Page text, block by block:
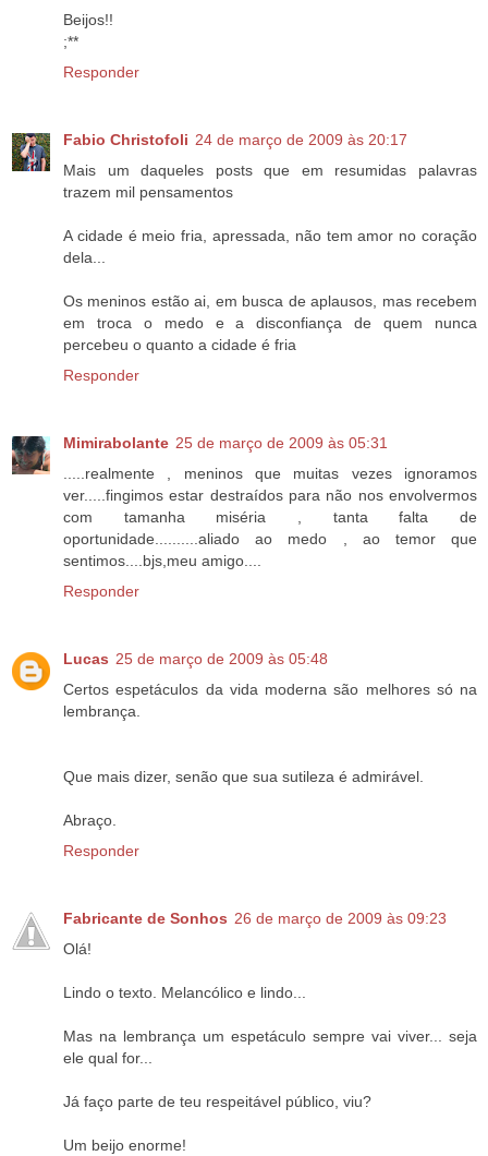
Beijos!!
;**
Responder
Fabio Christofoli 24 de março de 2009 às 20:17
Mais um daqueles posts que em resumidas palavras
trazem mil pensamentos
A cidade é meio fria, apressada, não tem amor no coração
dela...
Os meninos estão ai, em busca de aplausos, mas recebem
em troca o medo e a disconfiança de quem nunca
percebeu o quanto a cidade é fria
Responder
Mimirabolante 25 de março de 2009 às 05:31
.....realmente , meninos que muitas vezes ignoramos
ver.....fingimos estar destraídos para não nos envolvermos
com tamanha miséria , tanta falta de
oportunidade..........aliado ao medo , ao temor que
sentimos....bjs,meu amigo....
Responder
Lucas 25 de março de 2009 às 05:48
Certos espetáculos da vida moderna são melhores só na
lembrança.
Que mais dizer, senão que sua sutileza é admirável.
Abraço.
Responder
Fabricante de Sonhos 26 de março de 2009 às 09:23
Olá!
Lindo o texto. Melancólico e lindo...
Mas na lembrança um espetáculo sempre vai viver... seja
ele qual for...
Já faço parte de teu respeitável público, viu?
Um beijo enorme!